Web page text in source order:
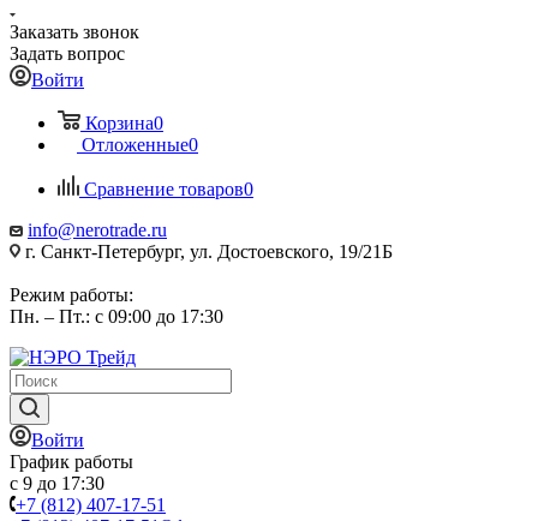
Заказать звонок
Задать вопрос
Войти
Корзина0
Отложенные0
Сравнение товаров0
info@nerotrade.ru
г. Санкт-Петербург, ул. Достоевского, 19/21Б
Режим работы:
Пн. – Пт.: с 09:00 до 17:30
Войти
График работы
с 9 до 17:30
+7 (812) 407-17-51